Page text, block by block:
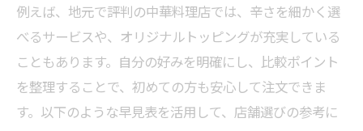
例えば、地元で評判の中華料理店では、辛さを細かく選
べるサービスや、オリジナルトッピングが充実している
こともあります。自分の好みを明確にし、比較ポイント
を整理することで、初めての方も安心して注文できま
す。以下のような早見表を活用して、店舗選びの参考に